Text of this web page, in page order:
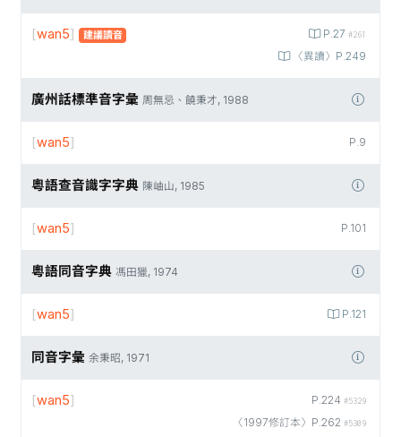
P.27 #261
〈異讀〉P.249
[wan5] 建議讀音
廣州話標準音字彙 周無忌、饒秉才, 1988
P.9
[wan5]
粵語查音識字字典 陳岫山, 1985
P.101
[wan5]
粵語同音字典 馮田獵, 1974
P.121
[wan5]
同音字彙 余秉昭, 1971
P.224 #5329
〈1997修訂本〉P.262 #5309
[wan5]